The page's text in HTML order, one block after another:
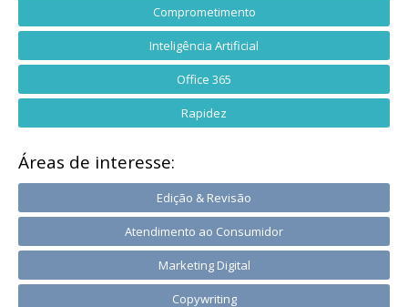
Comprometimento
Inteligência Artificial
Office 365
Rapidez
Áreas de interesse:
Edição & Revisão
Atendimento ao Consumidor
Marketing Digital
Copywriting